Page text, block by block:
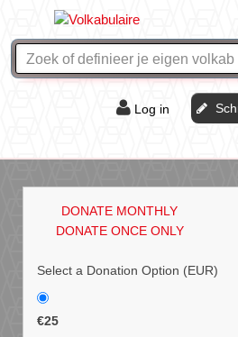
Log in
DONATE MONTHLY
DONATE ONCE ONLY
Select a Donation Option (EUR)
€25